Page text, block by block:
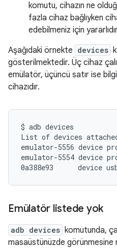
komutu, cihazın ne
fazla cihaz bağlıyken
edebilmeniz için
Aşağıdaki örnekte devices
gösterilmektedir. Üç cihaz
emülatör, üçüncü satır ise
cihazıdır.
$ adb devices
List of devices
emulator-5556 device
emulator-5554 device
Emülatör listede yok
adb devices komutunda,
masaüstünüzde görünmesine